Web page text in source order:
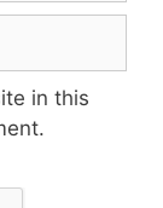
in this